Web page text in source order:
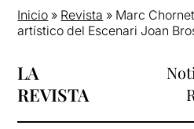
Inicio » Revista » Marc
artístico del Escenari Joan
LA
REVISTA